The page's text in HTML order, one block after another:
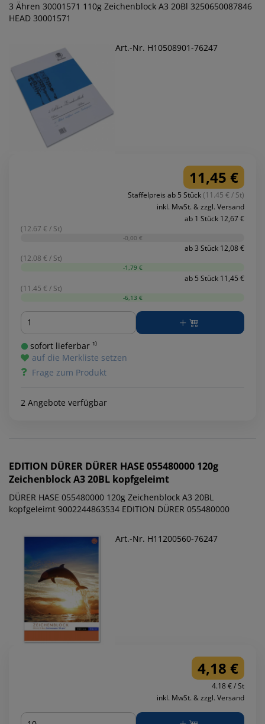
3 Ähren 30001571 110g Zeichenblock A3 20Bl 3250650087846
HEAD 30001571
Art.-Nr. H10508901-76247
11,45 €
Staffelpreis ab 5 Stück(11.45 € / St)
inkl. MwSt. & zzgl. Versand
ab 1 Stück 12,67 €
(12.67 € / St)
-0,00 €
ab 3 Stück 12,08 €
(12.08 € / St)
-1,79 €
ab 5 Stück 11,45 €
(11.45 € / St)
-6,13 €
Menge
sofort lieferbar ¹⁾
auf die Merkliste setzen
Frage zum Produkt
2 Angebote verfügbar
EDITION DÜRER DÜRER HASE 055480000 120g
Zeichenblock A3 20BL kopfgeleimt
DÜRER HASE 055480000 120g Zeichenblock A3 20BL
kopfgeleimt 9002244863534 EDITION DÜRER 055480000
Art.-Nr. H11200560-76247
4,18 €
4.18 € / St
inkl. MwSt. & zzgl. Versand
Menge